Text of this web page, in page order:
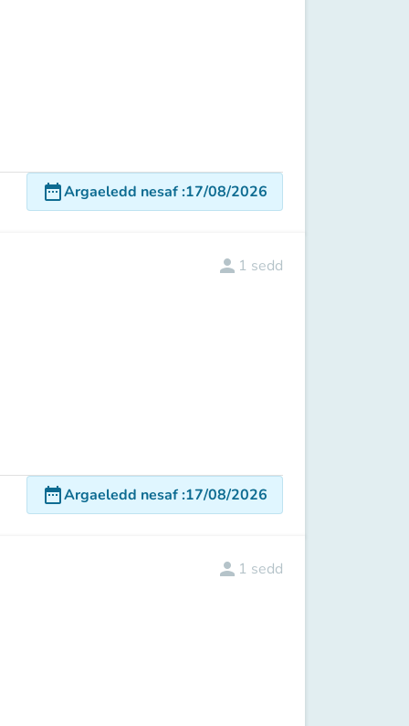
date_rangeArgaeledd nesaf:17/08/2026
person 1 sedd
date_rangeArgaeledd nesaf:17/08/2026
person 1 sedd